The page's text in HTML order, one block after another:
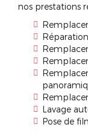
nos prestations
Lavage
Pose de